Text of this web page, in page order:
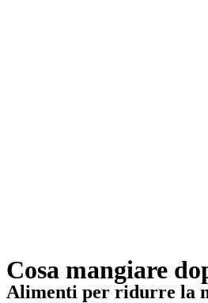
Cosa mangiare
Alimenti per ridurre la